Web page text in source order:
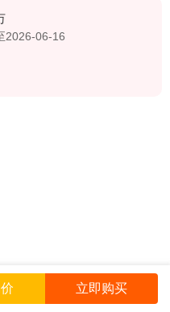
立即购买
2026-06-16